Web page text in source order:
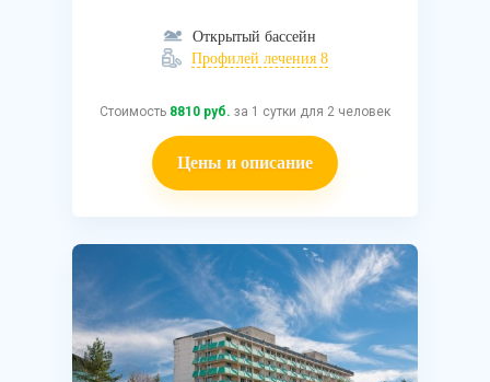
Открытый бассейн
Профилей лечения 8
Стоимость 8810 руб. за 1 сутки для 2 человек
Цены и описание